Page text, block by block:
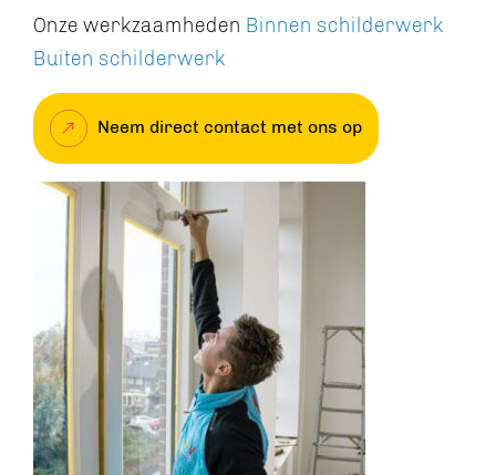
Onze werkzaamheden Binnen schilderwerk
Buiten schilderwerk
Neem direct contact met ons op